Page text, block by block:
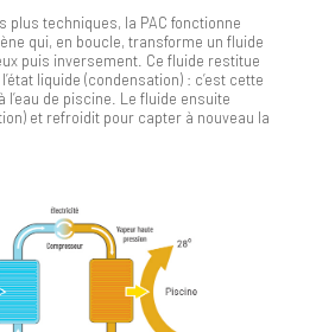
plus techniques, la PAC fonctionne
qui, en boucle, transforme un fluide
puis inversement. Ce fluide restitue
liquide (condensation) : c’est cette
de piscine. Le fluide ensuite
et refroidit pour capter à nouveau la